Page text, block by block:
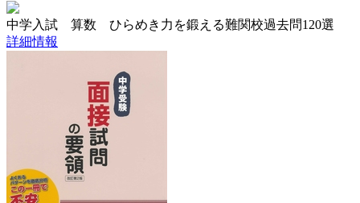
中学入試 算数 ひらめき力を鍛える難関校過去問120選
詳細情報